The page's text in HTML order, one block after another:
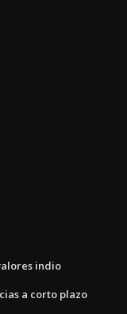
indio
a corto plazo